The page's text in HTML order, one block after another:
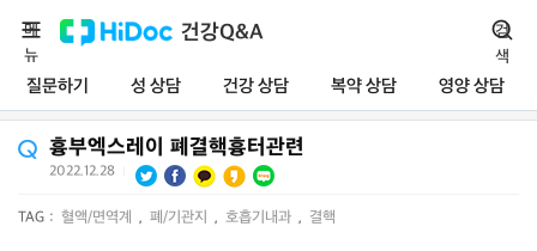
건강Q&A
질문하기 성 상담 건강 상담 복약 상담 영양 상담
메
뉴
검
색
흉부엑스레이 폐결핵흉터관련
2022.12.28
TAG : 혈액/면역계 , 폐/기관지 , 호흡기내과 , 결핵